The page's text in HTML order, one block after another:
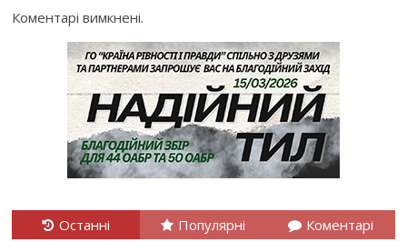
Коментарі вимкнені.
Останні Популярні Коментарі